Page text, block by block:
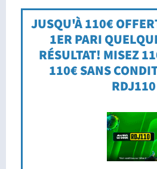
JUSQU'À 110€
1ER PARI
RÉSULTAT! MISEZ
110€ SANS
RDJ110